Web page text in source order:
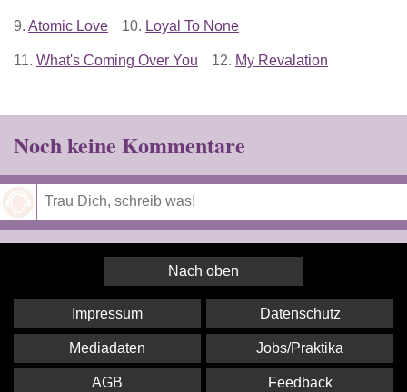
9. Atomic Love 10. Loyal To None
11. What's Coming Over You 12. My Revalation
Noch keine Kommentare
Nach oben
Impressum Datenschutz
Mediadaten Jobs/Praktika
AGB Feedback